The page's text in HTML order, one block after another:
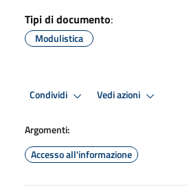
Tipi di documento:
Modulistica
Condividi Vedi azioni
Argomenti:
Accesso all'informazione